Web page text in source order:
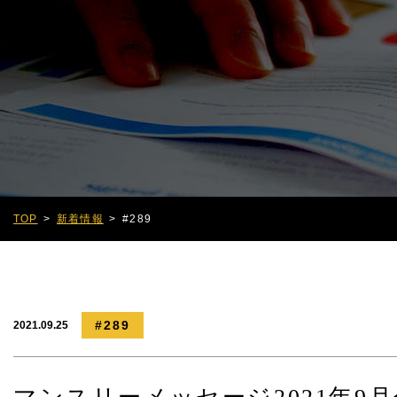
TOP 新着情報 #289
2021.09.25 #289